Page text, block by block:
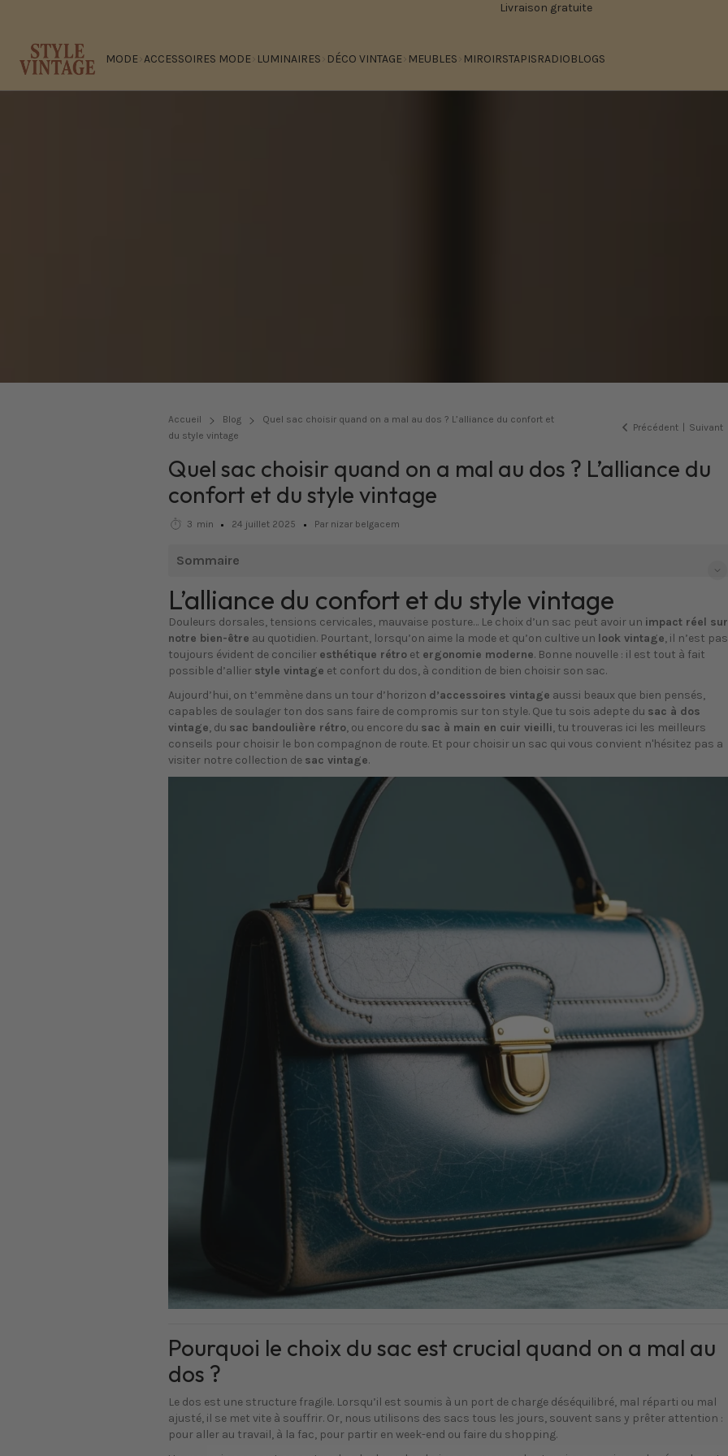
Livraison gratuite
MODE ACCESSOIRES MODE LUMINAIRES DÉCO VINTAGE MEUBLES MIROIRSTAPISRADIOBLOGS
Accueil Blog
Quel sac choisir quand on a mal au dos ? L’alliance du confort et
du style vintage
Précédent Suivant
Quel sac choisir quand on a mal au dos ? L’alliance du
confort et du style vintage
3 min 24 juillet 2025 Par nizar belgacem
Sommaire
L’alliance du confort et du style vintage
Douleurs dorsales, tensions cervicales, mauvaise posture… Le choix d’un sac peut avoir un impact réel sur
notre bien-être au quotidien. Pourtant, lorsqu’on aime la mode et qu’on cultive un look vintage, il n’est pas
toujours évident de concilier esthétique rétro et ergonomie moderne. Bonne nouvelle : il est tout à fait
possible d’allier style vintage et confort du dos, à condition de bien choisir son sac.
Aujourd’hui, on t’emmène dans un tour d’horizon d’accessoires vintage aussi beaux que bien pensés,
capables de soulager ton dos sans faire de compromis sur ton style. Que tu sois adepte du sac à dos
vintage, du sac bandoulière rétro, ou encore du sac à main en cuir vieilli, tu trouveras ici les meilleurs
conseils pour choisir le bon compagnon de route. Et pour choisir un sac qui vous convient n'hésitez pas a
visiter notre collection de sac vintage.
Pourquoi le choix du sac est crucial quand on a mal au
dos ?
Le dos est une structure fragile. Lorsqu’il est soumis à un port de charge déséquilibré, mal réparti ou mal
ajusté, il se met vite à souffrir. Or, nous utilisons des sacs tous les jours, souvent sans y prêter attention :
pour aller au travail, à la fac, pour partir en week-end ou faire du shopping.